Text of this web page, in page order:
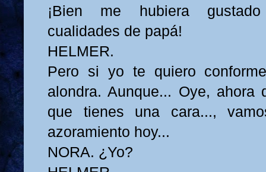
¡Bien me hubiera
cualidades de papá!
HELMER.
Pero si yo te quiero
alondra. Aunque... Oye, ahora
que tienes una cara...,
azoramiento hoy...
NORA. ¿Yo?